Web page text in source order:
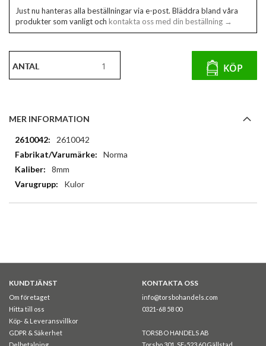
Just nu hanteras alla beställningar via e-post. Bläddra bland våra
produkter som vanligt och kontakta oss med din beställning →
ANTAL KÖP
MER INFORMATION
Mer
information
2610042
Norma
8mm
Kulor
KUNDTJÄNST
Om företaget
Hitta till oss
Köp- & Leveransvillkor
GDPR & Säkerhet
KONTAKTA OSS
info@torsbohandels.com
0321-68 58 00
TORSBO HANDELS AB